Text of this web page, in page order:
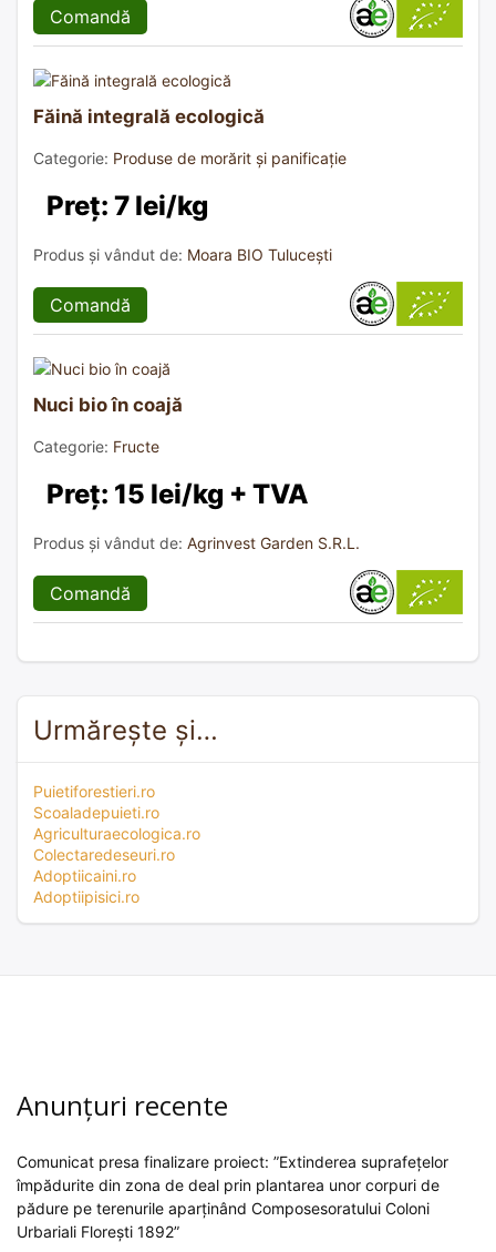
Comandă
Făină integrală ecologică
Categorie: Produse de morărit și panificație
Preț: 7 lei/kg
Produs și vândut de: Moara BIO Tulucești
Comandă
Nuci bio în coajă
Categorie: Fructe
Preț: 15 lei/kg + TVA
Produs și vândut de: Agrinvest Garden S.R.L.
Comandă
Urmărește și…
Puietiforestieri.ro
Scoaladepuieti.ro
Agriculturaecologica.ro
Colectaredeseuri.ro
Adoptiicaini.ro
Adoptiipisici.ro
Anunțuri recente
Comunicat presa finalizare proiect: ”Extinderea suprafețelor
împădurite din zona de deal prin plantarea unor corpuri de
pădure pe terenurile aparținând Composesoratului Coloni
Urbariali Florești 1892”